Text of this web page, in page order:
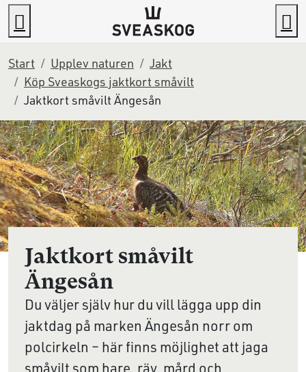
Gå direkt till innehållet
Start Upplev naturen
Jakt
Köp Sveaskogs jaktkort småvilt
Jaktkort småvilt Ängesån
Jaktkort småvilt
Ängesån
Du väljer själv hur du vill lägga upp din
jaktdag på marken Ängesån norr om
polcirkeln – här finns möjlighet att jaga
småvilt som hare, räv, mård och